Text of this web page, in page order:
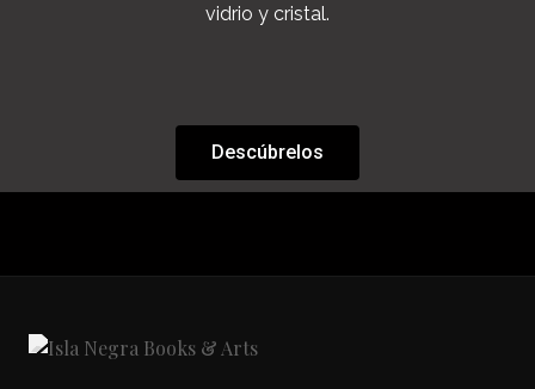
vidrio y cristal.
Descúbrelos